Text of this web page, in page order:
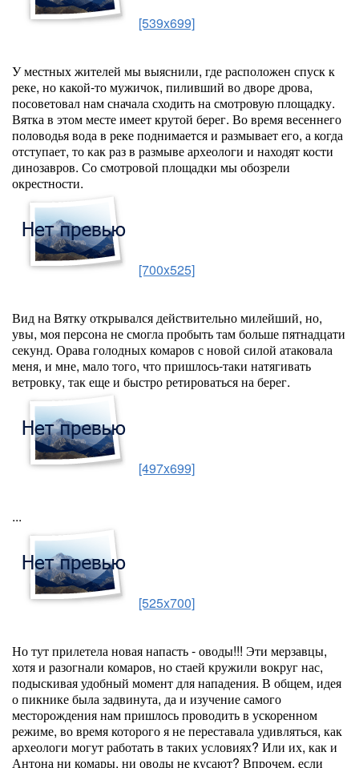
[539x699]
У местных жителей мы выяснили, где расположен спуск к
реке, но какой-то мужичок, пиливший во дворе дрова,
посоветовал нам сначала сходить на смотровую площадку.
Вятка в этом месте имеет крутой берег. Во время весеннего
половодья вода в реке поднимается и размывает его, а когда
отступает, то как раз в размыве археологи и находят кости
динозавров. Со смотровой площадки мы обозрели
окрестности.
[700x525]
Вид на Вятку открывался действительно милейший, но,
увы, моя персона не смогла пробыть там больше пятнадцати
секунд. Орава голодных комаров с новой силой атаковала
меня, и мне, мало того, что пришлось-таки натягивать
ветровку, так еще и быстро ретироваться на берег.
[497x699]
...
[525x700]
Но тут прилетела новая напасть - оводы!!! Эти мерзавцы,
хотя и разогнали комаров, но стаей кружили вокруг нас,
подыскивая удобный момент для нападения. В общем, идея
о пикнике была задвинута, да и изучение самого
месторождения нам пришлось проводить в ускоренном
режиме, во время которого я не переставала удивляться, как
археологи могут работать в таких условиях? Или их, как и
Антона ни комары, ни оводы не кусают? Впрочем, если